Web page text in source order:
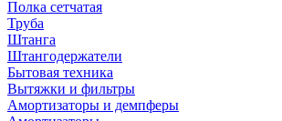
Полка сетчатая
Труба
Штанга
Штангодержатели
Бытовая техника
Вытяжки и фильтры
Амортизаторы и демпферы